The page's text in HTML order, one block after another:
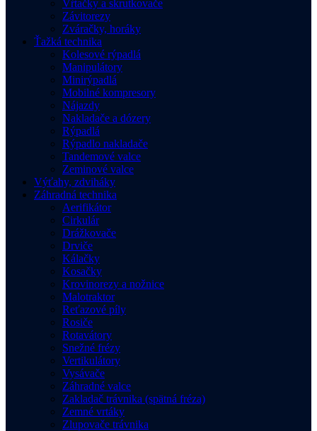
Vŕtačky a skrutkovače
Závitorezy
Zváračky, horáky
Ťažká technika
Kolesové rýpadlá
Manipulátory
Minirýpadlá
Mobilné kompresory
Nájazdy
Nakladače a dózery
Rýpadlá
Rýpadlo nakladače
Tandemové valce
Zeminové valce
Výťahy, zdviháky
Záhradná technika
Aerifikátor
Cirkulár
Drážkovače
Drviče
Kálačky
Kosačky
Krovinorezy a nožnice
Malotraktor
Reťazové píly
Rosiče
Rotavátory
Snežné frézy
Vertikulátory
Vysávače
Záhradné valce
Zakladač trávnika (spätná fréza)
Zemné vrtáky
Zlupovače trávnika